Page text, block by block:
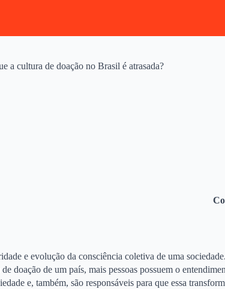
a cultura de doação no Brasil é atrasada?
e evolução da consciência coletiva de uma
doação de um país, mais pessoas possuem o
e, também, são responsáveis para que essa